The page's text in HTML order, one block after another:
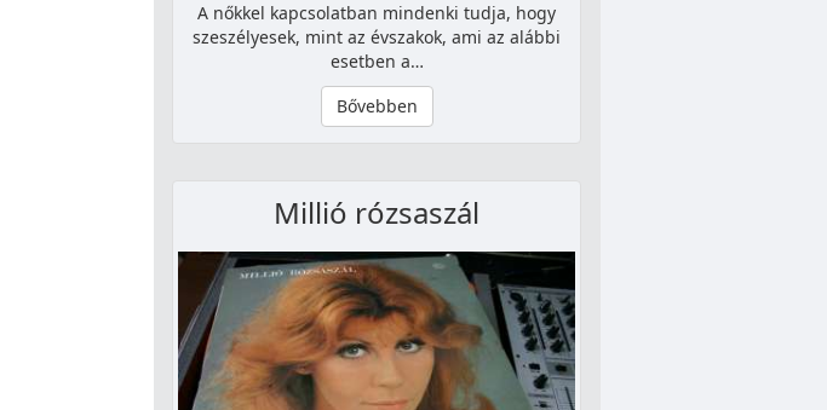
A nőkkel kapcsolatban mindenki tudja, hogy
szeszélyesek, mint az évszakok, ami az alábbi
esetben a…
Bővebben
Millió rózsaszál